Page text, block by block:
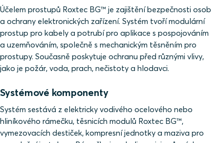
Účelem prostupů Roxtec BG™ je zajištění bezpečnosti osob
a ochrany elektronických zařízení. Systém tvoří modulární
prostup pro kabely a potrubí pro aplikace s pospojováním
a uzemňováním, společně s mechanickým těsněním pro
prostupy. Současně poskytuje ochranu před různými vlivy,
jako je požár, voda, prach, nečistoty a hlodavci.
Systémové komponenty
Systém sestává z elektricky vodivého ocelového nebo
hliníkového rámečku, těsnicích modulů Roxtec BG™,
vymezovacích destiček, kompresní jednotky a maziva pro